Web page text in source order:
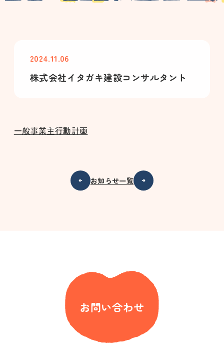
2024.11.06
株式会社イタガキ建設コンサルタント
一般事業主行動計画
お知らせ一覧
お問い合わせ